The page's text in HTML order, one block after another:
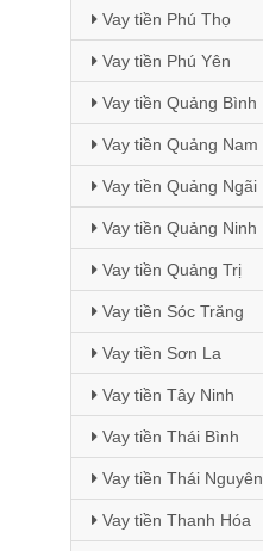
Vay tiền Phú Thọ
Vay tiền Phú Yên
Vay tiền Quảng Bình
Vay tiền Quảng Nam
Vay tiền Quảng Ngãi
Vay tiền Quảng Ninh
Vay tiền Quảng Trị
Vay tiền Sóc Trăng
Vay tiền Sơn La
Vay tiền Tây Ninh
Vay tiền Thái Bình
Vay tiền Thái Nguyên
Vay tiền Thanh Hóa